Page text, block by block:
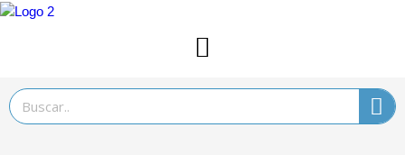
Ir
Search